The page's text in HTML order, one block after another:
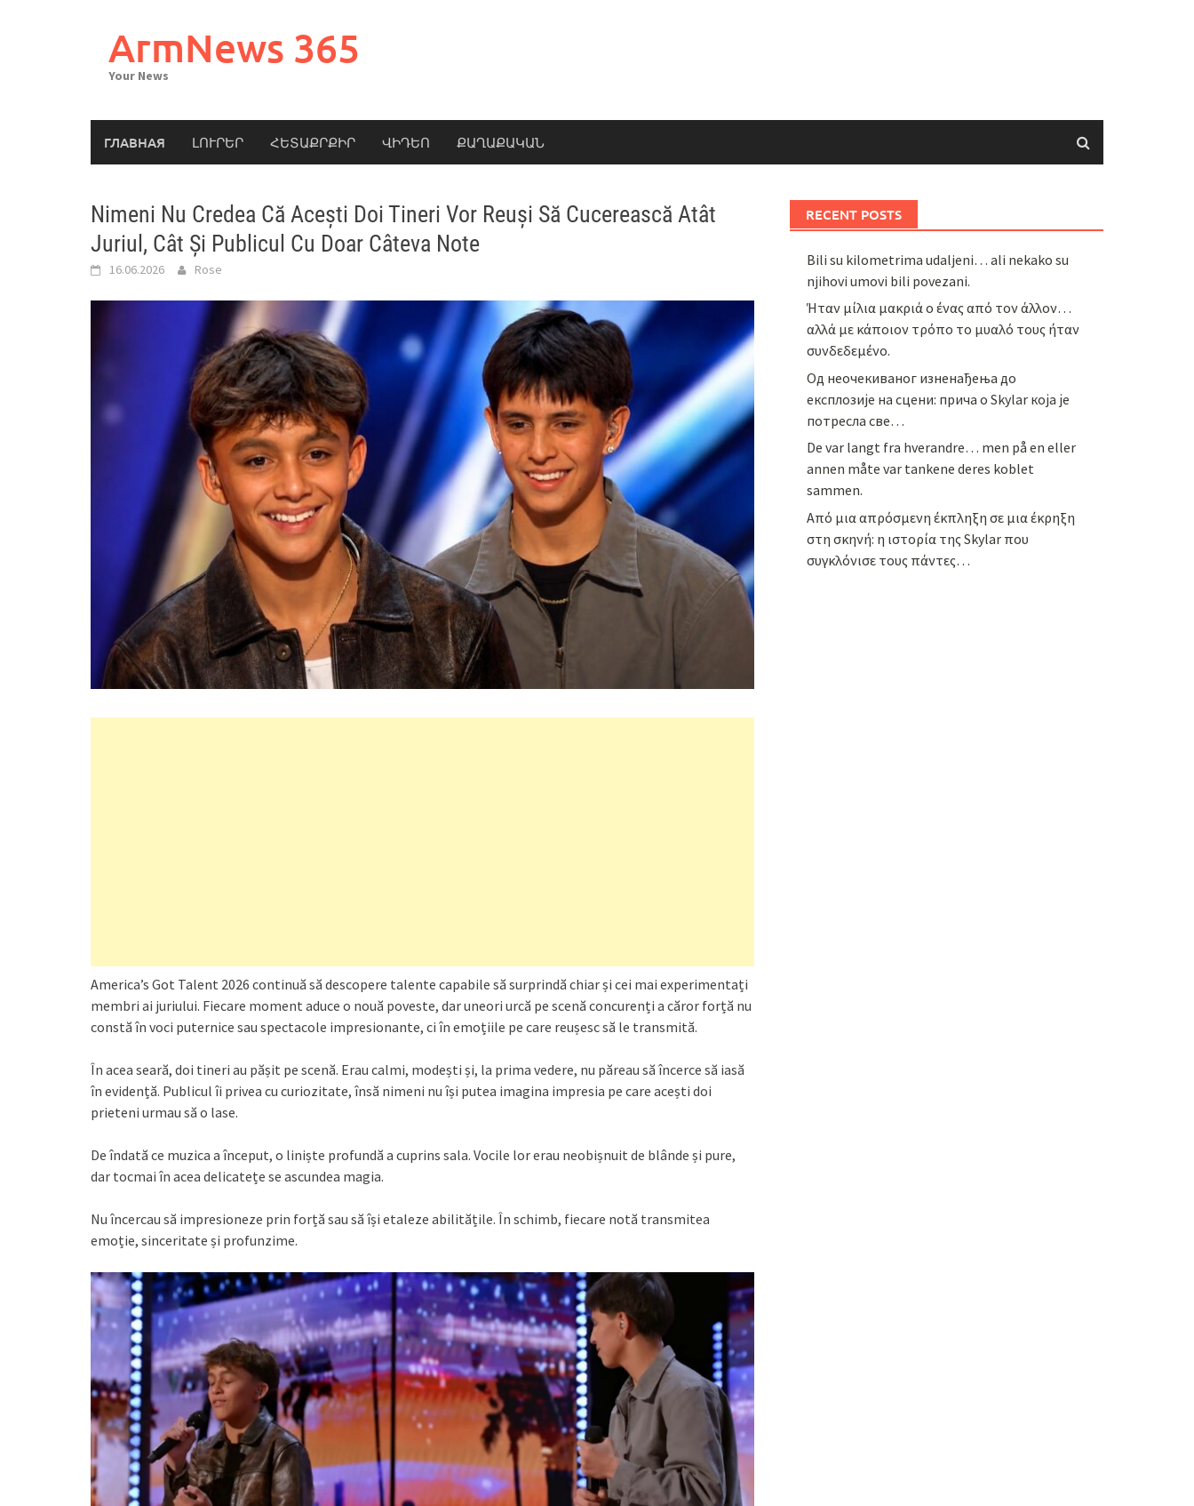
ArmNews 365
Your News
ГЛАВНАЯ ԼՈՒՐԵՐ ՀԵՏԱՔՐՔԻՐ ՎԻԴԵՈ ՔԱՂԱՔԱԿԱՆ
Nimeni Nu Credea Că Acești Doi Tineri Vor Reuși Să Cucerească Atât
Juriul, Cât Și Publicul Cu Doar Câteva Note
16.06.2026 Rose
America’s Got Talent 2026 continuă să descopere talente capabile să surprindă chiar și cei mai experimentați
membri ai juriului. Fiecare moment aduce o nouă poveste, dar uneori urcă pe scenă concurenți a căror forță nu
constă în voci puternice sau spectacole impresionante, ci în emoțiile pe care reușesc să le transmită.
În acea seară, doi tineri au pășit pe scenă. Erau calmi, modești și, la prima vedere, nu păreau să încerce să iasă
în evidență. Publicul îi privea cu curiozitate, însă nimeni nu își putea imagina impresia pe care acești doi
prieteni urmau să o lase.
De îndată ce muzica a început, o liniște profundă a cuprins sala. Vocile lor erau neobișnuit de blânde și pure,
dar tocmai în acea delicatețe se ascundea magia.
Nu încercau să impresioneze prin forță sau să își etaleze abilitățile. În schimb, fiecare notă transmitea
emoție, sinceritate și profunzime.
RECENT POSTS
Bili su kilometrima udaljeni… ali nekako su
njihovi umovi bili povezani.
Ήταν μίλια μακριά ο ένας από τον άλλον…
αλλά με κάποιον τρόπο το μυαλό τους ήταν
συνδεδεμένο.
Од неочекиваног изненађења до
експлозије на сцени: прича о Skylar која је
потресла све…
De var langt fra hverandre… men på en eller
annen måte var tankene deres koblet
sammen.
Από μια απρόσμενη έκπληξη σε μια έκρηξη
στη σκηνή: η ιστορία της Skylar που
συγκλόνισε τους πάντες…